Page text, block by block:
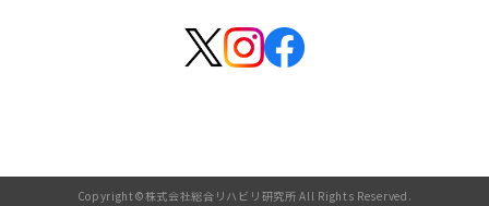
Copyright©株式会社総合リハビリ研究所 All Rights Reserved.